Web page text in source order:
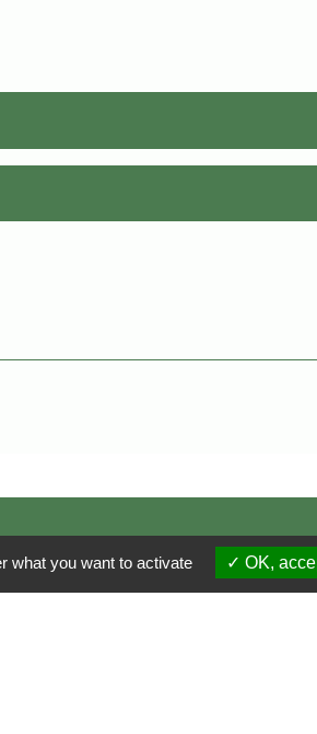
what you want to activate OK,